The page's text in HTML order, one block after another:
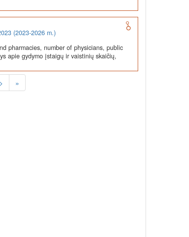
(2023-2026 m.)
pharmacies, number of physicians, public
apie gydymo įstaigų ir vaistinių skaičių,
»